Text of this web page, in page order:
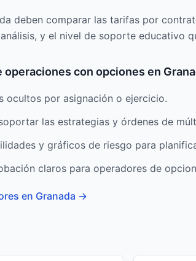
deben comparar las tarifas por
y el nivel de soporte educativo
con opciones en
ocultos por asignación o ejercicio.
las estrategias y órdenes de
y gráficos de riesgo para
claros para operadores de
en Granada →